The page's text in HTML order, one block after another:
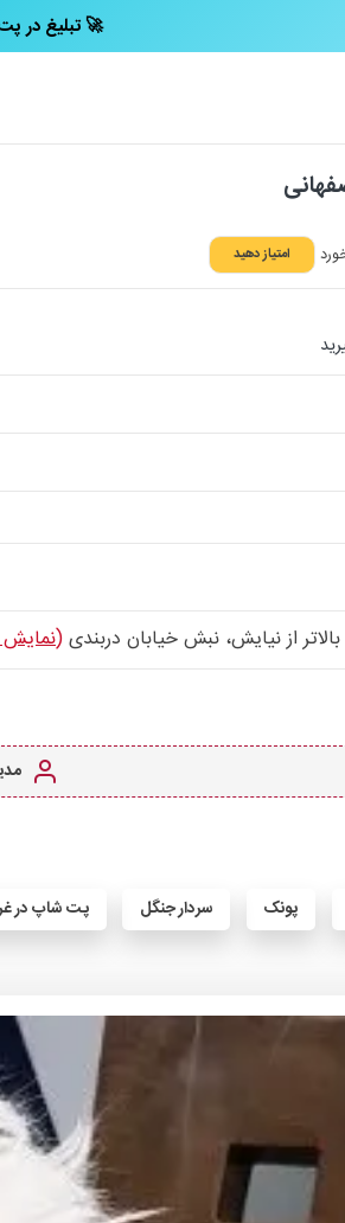
← تبلیغ در پت‌ لینک = دیده شدن در لینک‌های اول گوگل 🚀
امتیاز دهید
از نیایش، نبش خیابان دربندی
پونک سردار جنگل پت شاپ در